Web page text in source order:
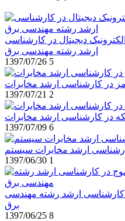
دیجیتال در کارشناسی
ارشد رشته مهندسی برق
1397/07/26 5
در کارشناسی ارشد مخابرات
1397/07/21 2
در کارشناسی ارشد مخابرات
1397/07/09 6
ارشد مخابرات سیستم
1397/06/30 1
کارشناسی ارشد رشته مهندسی
برق
1397/06/25 8